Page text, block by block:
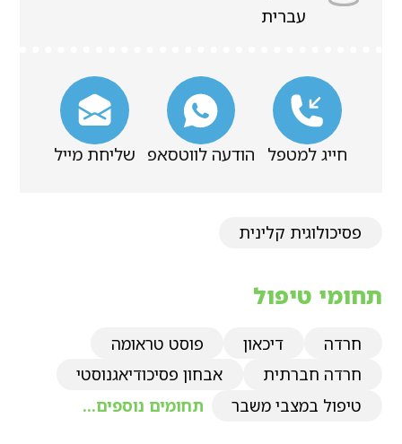
עברית
חייג למטפל הודעה לווטסאפ שליחת מייל
פסיכולוגית קלינית
תחומי טיפול
חרדה דיכאון
פוסט טראומה
חרדה חברתית
אבחון פסיכודיאגנוסטי
טיפול במצבי משבר
תחומים נוספים...